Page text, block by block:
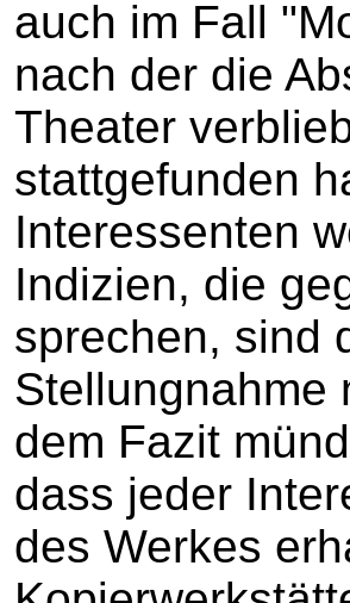
auch im Fall
nach der die
Theater
stattgefunden
Interessenten
Indizien, die
sprechen, sind
Stellungnahme
dem Fazit
dass jeder
des Werkes